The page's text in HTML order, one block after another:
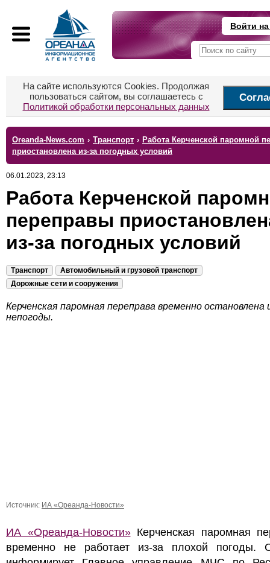
Войти
На сайте используются Cookies. Продолжая
пользоваться сайтом, вы соглашаетесь с
Политикой обработки персональных данных
Oreanda-News.com › Транспорт › Работа Керченской паромной
приостановлена из-за погодных условий
06.01.2023, 23:13
Работа Керченской
переправы
из-за погодных условий
Транспорт
Автомобильный и грузовой транспорт
Дорожные сети и сооружения
Керченская паромная переправа временно остановлена
непогоды.
Источник: ИА «Ореанда-Новости»
ИА «Ореанда-Новости»Керченская паромная
временно не работает из-за плохой погоды.